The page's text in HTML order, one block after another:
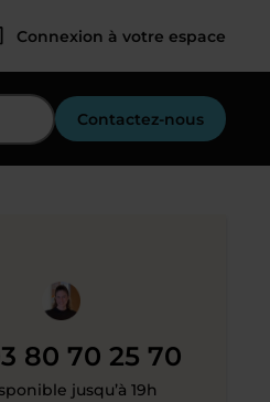
Connexion à votre espace
Contactez-nous
80 70 25 70
jusqu’à 19h